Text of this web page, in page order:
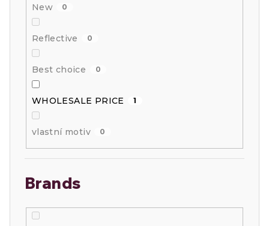
New 0
Reflective 0
Best choice 0
WHOLESALE PRICE 1
vlastní motiv 0
Brands